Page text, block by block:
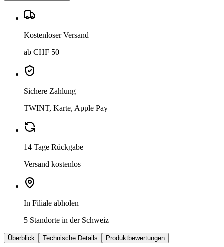
Kostenloser Versand
ab CHF 50
Sichere Zahlung
TWINT, Karte, Apple Pay
14 Tage Rückgabe
Versand kostenlos
In Filiale abholen
5 Standorte in der Schweiz
Überblick Technische Details Produktbewertungen